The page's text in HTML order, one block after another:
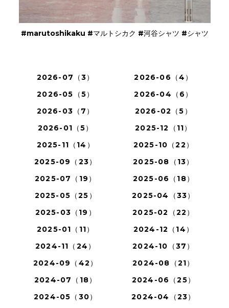
#marutoshikaku #マルトシカク #河谷シャツ #シャツ
2026-07（3）
2026-06（4）
2026-05（5）
2026-04（6）
2026-03（7）
2026-02（5）
2026-01（5）
2025-12（11）
2025-11（14）
2025-10（22）
2025-09（23）
2025-08（13）
2025-07（19）
2025-06（18）
2025-05（25）
2025-04（33）
2025-03（19）
2025-02（22）
2025-01（11）
2024-12（14）
2024-11（24）
2024-10（37）
2024-09（42）
2024-08（21）
2024-07（18）
2024-06（25）
2024-05（30）
2024-04（23）